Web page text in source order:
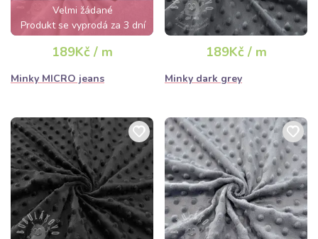
Velmi žádané
Produkt se vyprodá za 3 dní
189Kč / m
Minky MICRO jeans
189Kč / m
Minky dark grey